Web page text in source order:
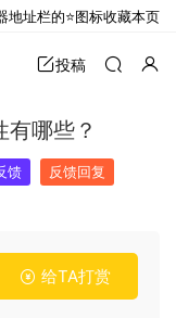
投稿
哪些？
馈 反馈回复
给TA打赏
地址栏的⭐图标收藏本页